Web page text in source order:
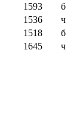
1593
б
1536
ч
1518
б
1645
ч